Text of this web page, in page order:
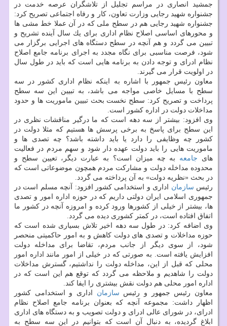
جمشید انصاری در مراسم تجلیل از تلاشگران عرصه خدمت در
جشنواره شهید رجایی وزارت تعاون، كار و رفاه اجتماعی تصریح كرد:
جشنواره شهید رجایی هم در سطح ملی كه در آن عملا خط مشی ها
و محورهای اساسی اصلاح نظام اداری برای یك سال آینده تشریح و
تبیین می گردد و هم آنچه در سطح دستگاه های اجرایی برگزار می
شود، فرصت مناسبی برای نگاه مجدد به اجرای برنامه جامع اصلاح
نظام ادرای و توجه دادن به برنامه هایی است كه باید در طول سال
در اولویت قرار می گیرند.
معاون رئیس جمهور با اشاره به اینكه نظام اداری كشور در سه
سطح با مسایل خاصی مواجه می باشد، به تبیین این سه سطح
پرداخت و تصریح كرد: سطح نخست بحث تبیین ماموریت ها و حدود
مداخلات دولت در اداره كشور است.
وی افزود: بیشتر از سه دهه است كه ما درگیر مناقشات نظری در
این سطح برای پاسخ به برخی پرسش ها هستیم كه مثلا دولت در
كشور چه وظایفی را دارد یا باید داشته باشد؟ چه تصدی ها و
ماموریت هایی را باید دولت عهده دار شود و سهم مردم در فعالیت
های جامعه به چه میزان است؟ به عبارت دیگر، تعیین سطح و
محدوده مداخله دولت و مشاركت مردم همچون موضوعاتی است كه
در بحث «نظریه دولت» به آن پرداخته می گردد.
رئیس سازمان اداری و استخدامی كشور افزود: آنچه مسلم است در
جمهوری اسلامی ایران دولتی داریم كه در حوزه اداره امور و تصدی
ها، بیشتر از خیلی از كشورها ورود كرده و امروزه آنچه در كشور ما
اتفاق افتاده است، در كمتر كشوری دیده می گردد.
وی اضافه كرد: در طول سه دهه اخیر تلاش بسیاری شده است كه
حوزه مداخلات و تصدی های دولت كاهش و به امور حاكمیتی منحصر
شود، از سوی دیگر از جانب مردم، تقاضا برای مداخله دولت
افزایش یافته است. به صورتی كه در خیلی از امور مانند اداره امور
محلی كه قبل از این، مداخله دولت را نداشتیم، گسترش مداخلات
دولت را شاهدیم و ملاحظه می گردد كه توقع هم این است كه در
اداره امور محلی هم دولت نقش بیشتری را ایفا كند.
معاون رئیس جمهور و رئیس سازمان اداری و استخدامی كشور
اظهار داشت: مجموعه آنچه كه بعنوان برنامه جامع اصلاح نظام
ادرای، در شورای عالی ادرای و دولت تصویب و به دستگاه های اداری
ابلاغ گردیده، به دنبال آن است كه بتوانیم در این سه سطح به